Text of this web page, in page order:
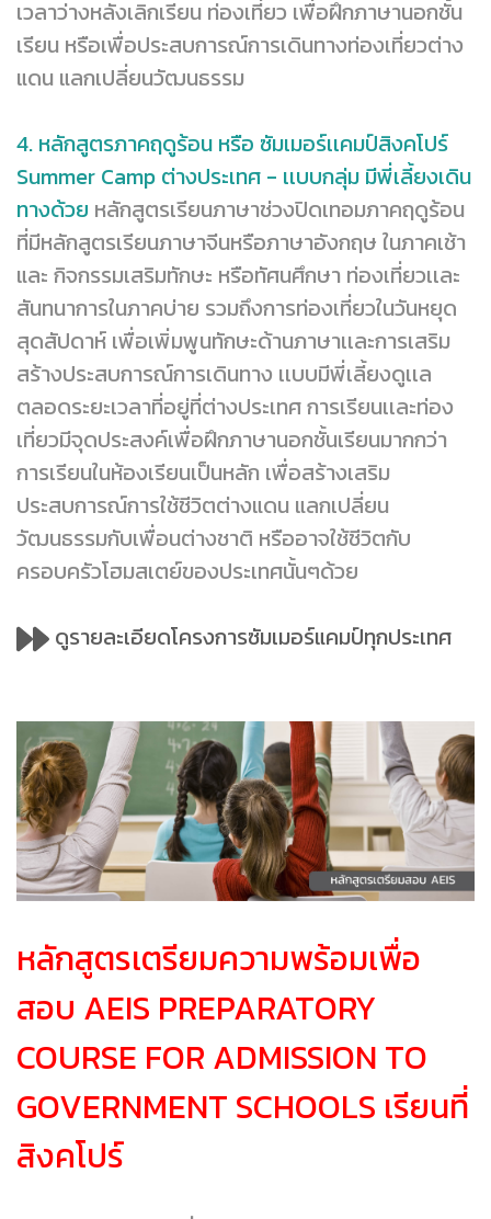
เวลาว่างหลังเลิกเรียน ท่องเที่ยว เพื่อฝึกภาษานอกชั้น
เรียน หรือเพื่อประสบการณ์การเดินทางท่องเที่ยวต่าง
แดน แลกเปลี่ยนวัฒนธรรม
4. หลักสูตรภาคฤดูร้อน หรือ ซัมเมอร์เเคมป์สิงคโปร์
Summer Camp ต่างประเทศ - เเบบกลุ่ม มีพี่เลี้ยงเดิน
ทางด้วย หลักสูตรเรียนภาษาช่วงปิดเทอมภาคฤดูร้อน
ที่มีหลักสูตรเรียนภาษาจีนหรือภาษาอังกฤษ ในภาคเช้า
และ กิจกรรมเสริมทักษะ หรือทัศนศึกษา ท่องเที่ยวเเละ
สันทนาการในภาคบ่าย รวมถึงการท่องเที่ยวในวันหยุด
สุดสัปดาห์ เพื่อเพิ่มพูนทักษะด้านภาษาเเละการเสริม
สร้างประสบการณ์การเดินทาง เเบบมีพี่เลี้ยงดูเเล
ตลอดระยะเวลาที่อยู่ที่ต่างประเทศ การเรียนเเละท่อง
เที่ยวมีจุดประสงค์เพื่อฝึกภาษานอกชั้นเรียนมากกว่า
การเรียนในห้องเรียนเป็นหลัก เพื่อสร้างเสริม
ประสบการณ์การใช้ชีวิตต่างแดน แลกเปลี่ยน
วัฒนธรรมกับเพื่อนต่างชาติ หรืออาจใช้ชีวิตกับ
ครอบครัวโฮมสเตย์ของประเทศนั้นๆด้วย
ดูรายละเอียดโครงการซัมเมอร์แคมป์ทุกประเทศ
หลักสูตรเตรียมความพร้อมเพื่อ
สอบ AEIS PREPARATORY
COURSE FOR ADMISSION TO
GOVERNMENT SCHOOLS เรียนที่
สิงคโปร์